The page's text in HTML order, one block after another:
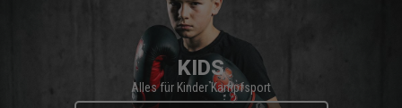
KIDS
Alles für Kinder Kampfsport